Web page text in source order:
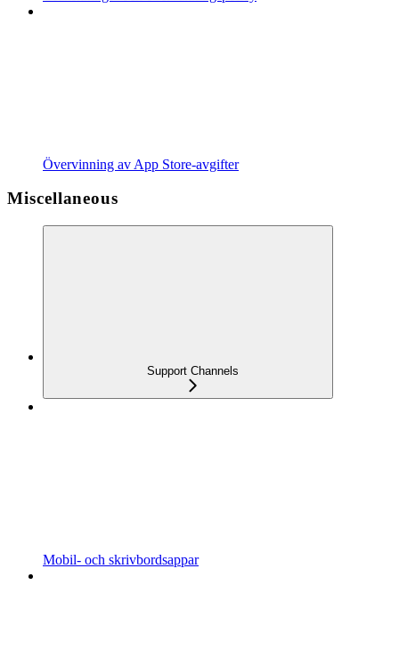
Övervinning av App Store-avgifter
Miscellaneous
Support Channels
Mobil- och skrivbordsappar